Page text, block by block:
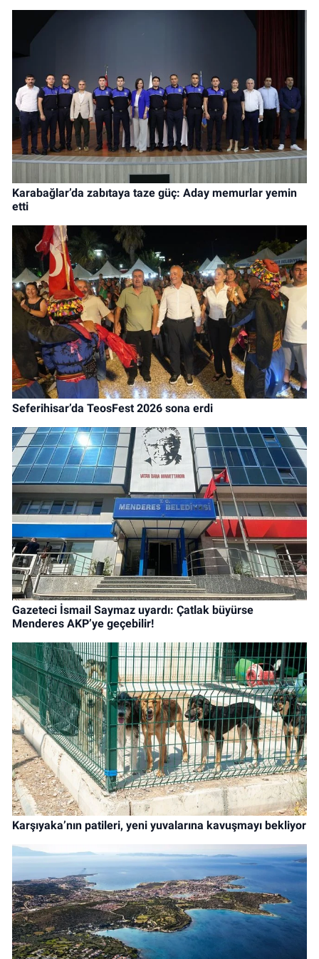
Karabağlar’da zabıtaya taze güç: Aday memurlar yemin
etti
Seferihisar’da TeosFest 2026 sona erdi
Gazeteci İsmail Saymaz uyardı: Çatlak büyürse
Menderes AKP’ye geçebilir!
Karşıyaka’nın patileri, yeni yuvalarına kavuşmayı bekliyor